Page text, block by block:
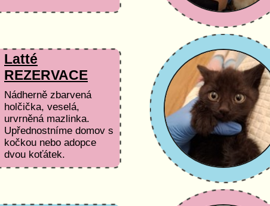
Latté
REZERVACE
Nádherně zbarvená
holčička, veselá,
urvrněná mazlinka.
Upřednostníme domov s
kočkou nebo adopce
dvou koťátek.